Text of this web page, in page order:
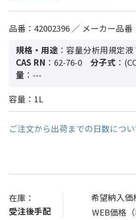
品番：42002396 ／ メーカー品番
規格・用途 ：容量分析用規定液
CAS RN ：62-76-0 分子式 ：
量 ：---
容量：1L
ご注文から出荷までの日数につい
在庫：
受注後手配
希望納入価
WEB価格